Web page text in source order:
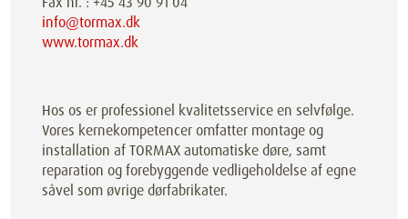
info@tormax.dk
www.tormax.dk
Hos os er professionel kvalitetsservice en selvfølge.
Vores kernekompetencer omfatter montage og
installation af TORMAX automatiske døre, samt
reparation og forebyggende vedligeholdelse af egne
såvel som øvrige dørfabrikater.